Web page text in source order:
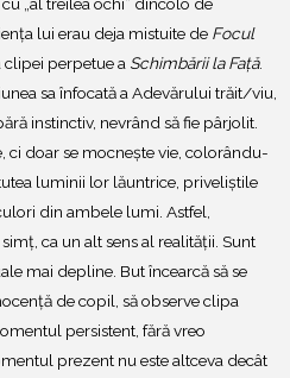
lui erau deja mistuite de Focul
perpetue a Schimbării la Față.
sa înfocată a Adevărului trăit/viu,
instinctiv, nevrând să fie pârjolit.
ci doar se mocnește vie, colorându-
luminii lor lăuntrice, priveliștile
din ambele lumi. Astfel,
ca un alt sens al realității. Sunt
mai depline. But încearcă să se
de copil, să observe clipa
persistent, fără vreo
prezent nu este altceva decât